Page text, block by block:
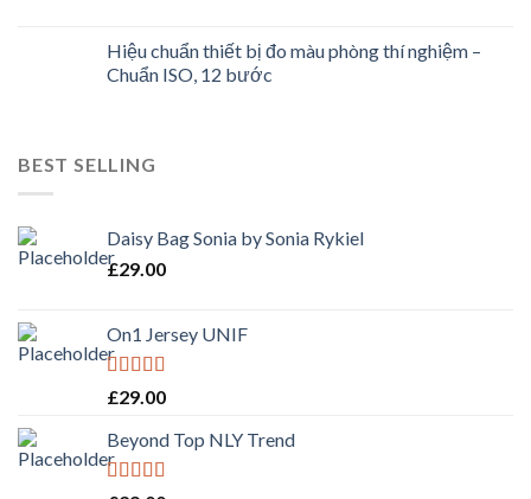
Hiệu chuẩn thiết bị đo màu phòng thí nghiệm –
Chuẩn ISO, 12 bước
BEST SELLING
Daisy Bag Sonia by Sonia Rykiel
£29.00
On1 Jersey UNIF
Rated5.00
£29.00
Beyond Top NLY Trend